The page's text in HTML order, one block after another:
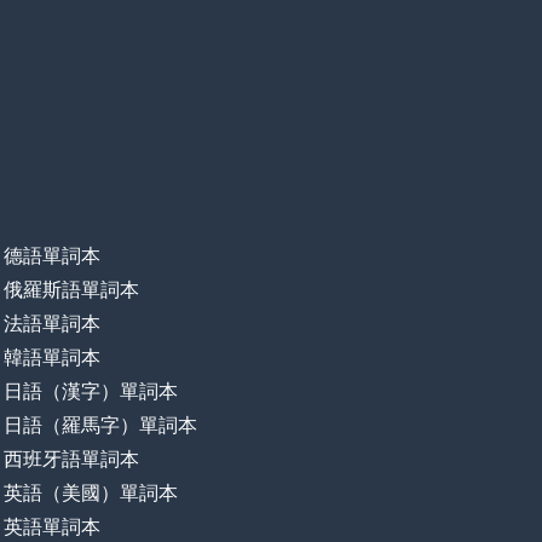
德語單詞本
俄羅斯語單詞本
法語單詞本
韓語單詞本
日語（漢字）單詞本
日語（羅馬字）單詞本
西班牙語單詞本
英語（美國）單詞本
英語單詞本